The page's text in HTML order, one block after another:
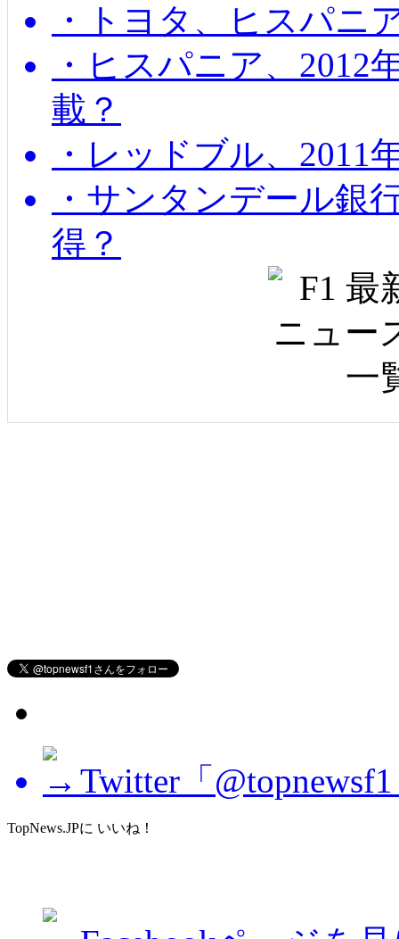
・トヨタ、ヒスパニ
・ヒスパニア、2012
載？
・レッドブル、2011
・サンタンデール銀
得？
Twitter「
TopNews.JPに いいね！